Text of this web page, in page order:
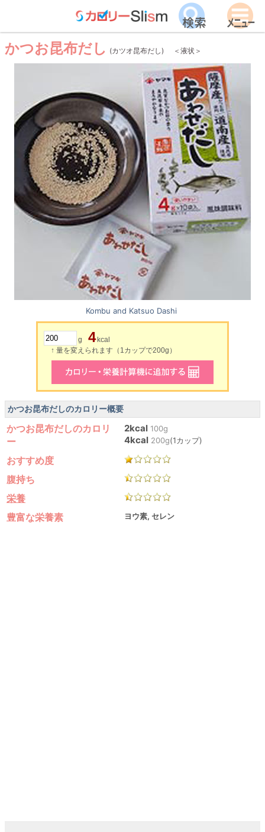
かつお昆布だし (カツオ昆布だし) ＜液状＞
Kombu and Katsuo Dashi
g 4 kcal
↑ 量を変えられます（1カップで200g）
かつお昆布だしのカロリー概要
かつお昆布だしのカロリ
ー
2kcal 100g
4kcal 200g(1カップ)
おすすめ度
腹持ち
栄養
豊富な栄養素
ヨウ素, セレン